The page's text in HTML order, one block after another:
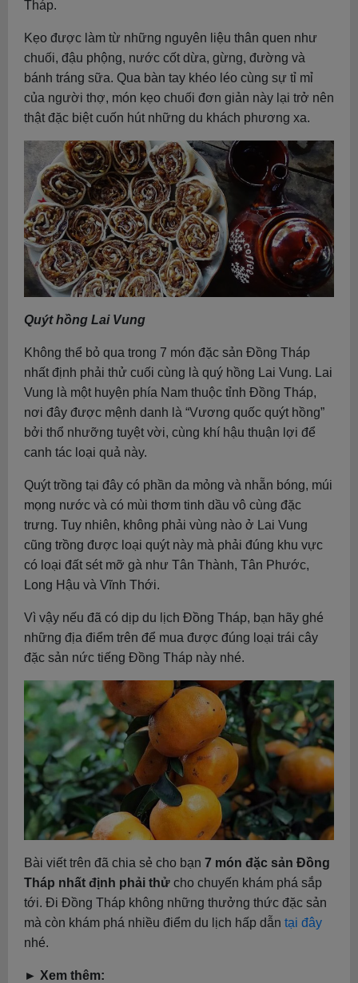
Tháp.
Kẹo được làm từ những nguyên liệu thân quen như
chuối, đậu phộng, nước cốt dừa, gừng, đường và
bánh tráng sữa. Qua bàn tay khéo léo cùng sự tỉ mỉ
của người thợ, món kẹo chuối đơn giản này lại trở nên
thật đặc biệt cuốn hút những du khách phương xa.
Quýt hồng Lai Vung
Không thể bỏ qua trong 7 món đặc sản Đồng Tháp
nhất định phải thử cuối cùng là quý hồng Lai Vung. Lai
Vung là một huyện phía Nam thuộc tỉnh Đồng Tháp,
nơi đây được mệnh danh là “Vương quốc quýt hồng”
bởi thổ nhưỡng tuyệt vời, cùng khí hậu thuận lợi để
canh tác loại quả này.
Quýt trồng tại đây có phần da mỏng và nhẵn bóng, múi
mọng nước và có mùi thơm tinh dầu vô cùng đặc
trưng. Tuy nhiên, không phải vùng nào ở Lai Vung
cũng trồng được loại quýt này mà phải đúng khu vực
có loại đất sét mỡ gà như Tân Thành, Tân Phước,
Long Hậu và Vĩnh Thới.
Vì vậy nếu đã có dịp du lịch Đồng Tháp, bạn hãy ghé
những địa điểm trên để mua được đúng loại trái cây
đặc sản nức tiếng Đồng Tháp này nhé.
Bài viết trên đã chia sẻ cho bạn 7 món đặc sản Đồng
Tháp nhất định phải thử cho chuyến khám phá sắp
tới. Đi Đồng Tháp không những thưởng thức đặc sản
mà còn khám phá nhiều điểm du lịch hấp dẫn tại đây
nhé.
► Xem thêm: